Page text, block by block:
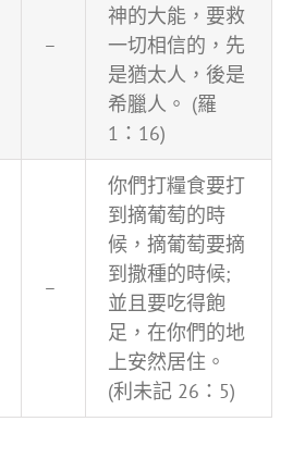
–
神的大能，要救
一切相信的，先
是猶太人，後是
希臘人。 (羅
1：16)
–
你們打糧食要打
到摘葡萄的時
候，摘葡萄要摘
到撒種的時候;
並且要吃得飽
足，在你們的地
上安然居住。
(利未記 26：5)